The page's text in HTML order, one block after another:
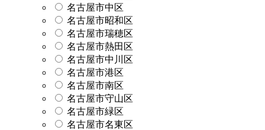
名古屋市中区
名古屋市昭和区
名古屋市瑞穂区
名古屋市熱田区
名古屋市中川区
名古屋市港区
名古屋市南区
名古屋市守山区
名古屋市緑区
名古屋市名東区